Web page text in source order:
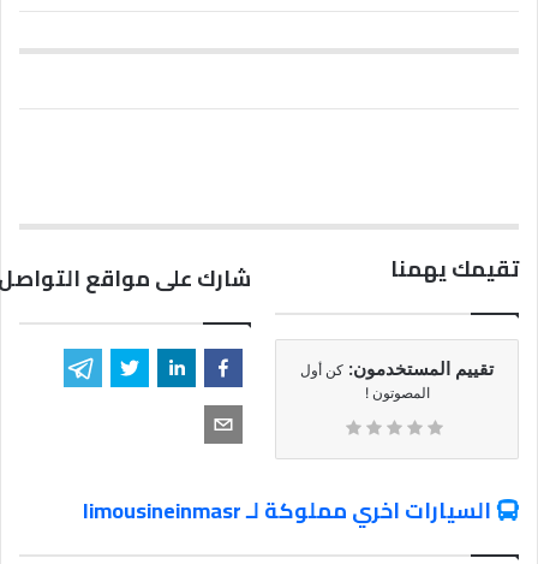
تقيمك يهمنا
تقييم المستخدمون: كن أول
المصوتون !
شارك على مواقع
السيارات اخري مملوكة لـ limousineinmasr